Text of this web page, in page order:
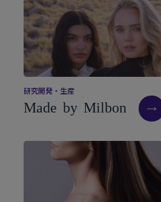
研究開発・ 生産
Made by Milbon